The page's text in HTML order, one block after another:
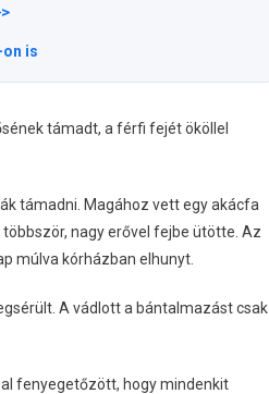
on is
támadt, a férfi fejét ököllel
támadni. Magához vett egy akácfa
nagy erővel fejbe ütötte. Az
múlva kórházban elhunyt.
A vádlott a bántalmazást csak
fenyegetőzött, hogy mindenkit